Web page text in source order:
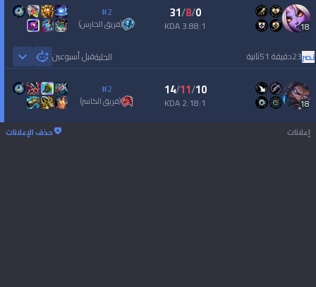
18
0
/
8
/
31
3.88:1 KDA
#2
(فريق الحارس)
الحلبةقبل أسبوعين نصر23دقيقة 51ثانية
18
10
/
11
/
14
2.18:1 KDA
#2
(فريق الكاسر)
إعلانات حذف الإعلانات